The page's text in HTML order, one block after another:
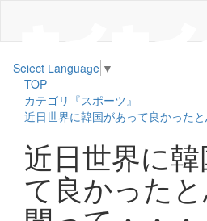
Select Language ▼
TOP
カテゴリ『スポーツ』
近日世界に韓国があって良かった
近日世界に
て良かった